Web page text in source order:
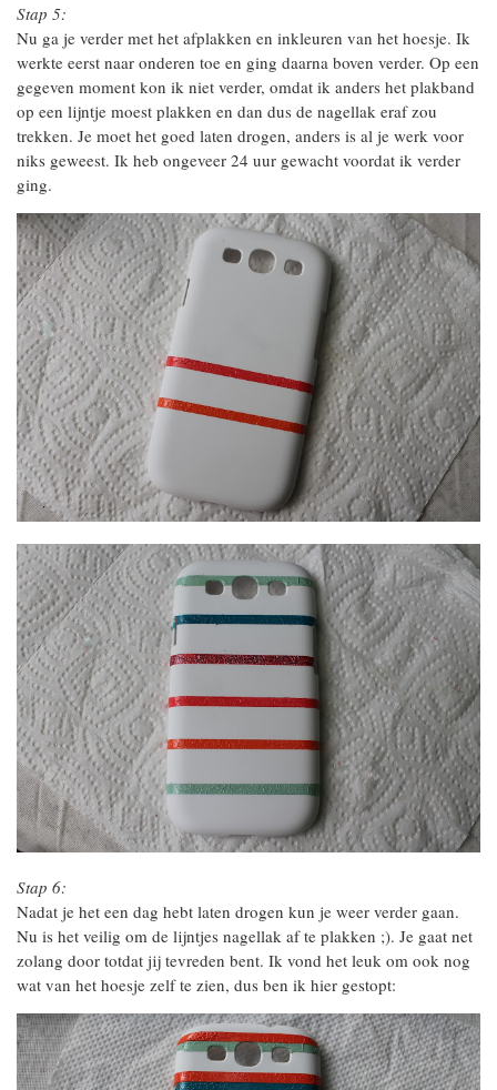
Stap 5:
Nu ga je verder met het afplakken en inkleuren van het hoesje. Ik
werkte eerst naar onderen toe en ging daarna boven verder. Op een
gegeven moment kon ik niet verder, omdat ik anders het plakband
op een lijntje moest plakken en dan dus de nagellak eraf zou
trekken. Je moet het goed laten drogen, anders is al je werk voor
niks geweest. Ik heb ongeveer 24 uur gewacht voordat ik verder
ging.
Stap 6:
Nadat je het een dag hebt laten drogen kun je weer verder gaan.
Nu is het veilig om de lijntjes nagellak af te plakken ;). Je gaat net
zolang door totdat jij tevreden bent. Ik vond het leuk om ook nog
wat van het hoesje zelf te zien, dus ben ik hier gestopt: